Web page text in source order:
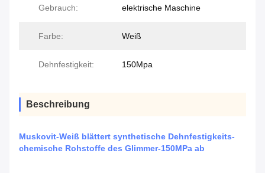
Gebrauch: elektrische Maschine
Farbe: Weiß
Dehnfestigkeit: 150Mpa
Beschreibung
Muskovit-Weiß blättert synthetische Dehnfestigkeits-
chemische Rohstoffe des Glimmer-150MPa ab